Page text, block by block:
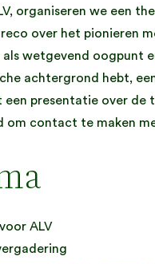
organiseren we een
over het pionieren
wetgevend oogpunt
achtergrond hebt,
presentatie over de
om contact te maken
ALV